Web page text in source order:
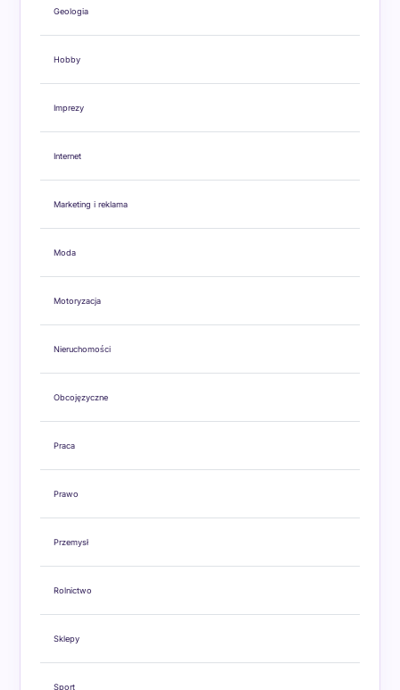
Geologia
Hobby
Imprezy
Internet
Marketing i reklama
Moda
Motoryzacja
Nieruchomości
Obcojęzyczne
Praca
Prawo
Przemysł
Rolnictwo
Sklepy
Sport